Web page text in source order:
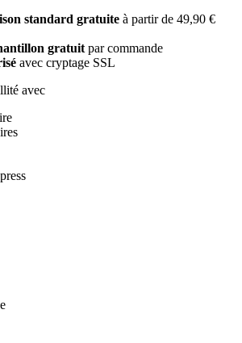
standard gratuite à partir de 49,90 €
gratuit par commande
avec cryptage SSL
avec